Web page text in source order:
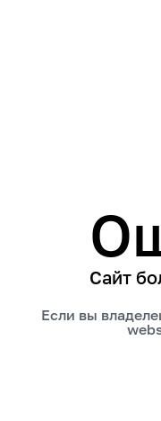
Сайт
Если вы